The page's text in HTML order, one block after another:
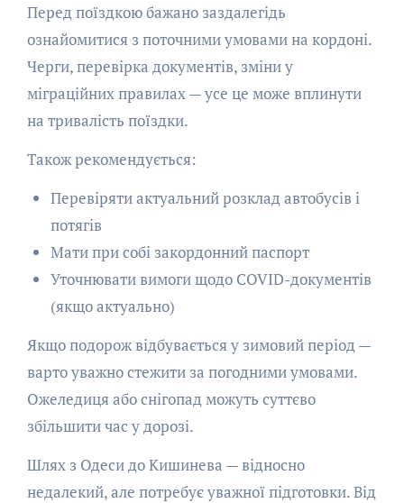
Перед поїздкою бажано заздалегідь
ознайомитися з поточними умовами на кордоні.
Черги, перевірка документів, зміни у
міграційних правилах — усе це може вплинути
на тривалість поїздки.
Також рекомендується:
Перевіряти актуальний розклад автобусів і
потягів
Мати при собі закордонний паспорт
Уточнювати вимоги щодо COVID-документів
(якщо актуально)
Якщо подорож відбувається у зимовий період —
варто уважно стежити за погодними умовами.
Ожеледиця або снігопад можуть суттєво
збільшити час у дорозі.
Шлях з Одеси до Кишинева — відносно
недалекий, але потребує уважної підготовки. Від